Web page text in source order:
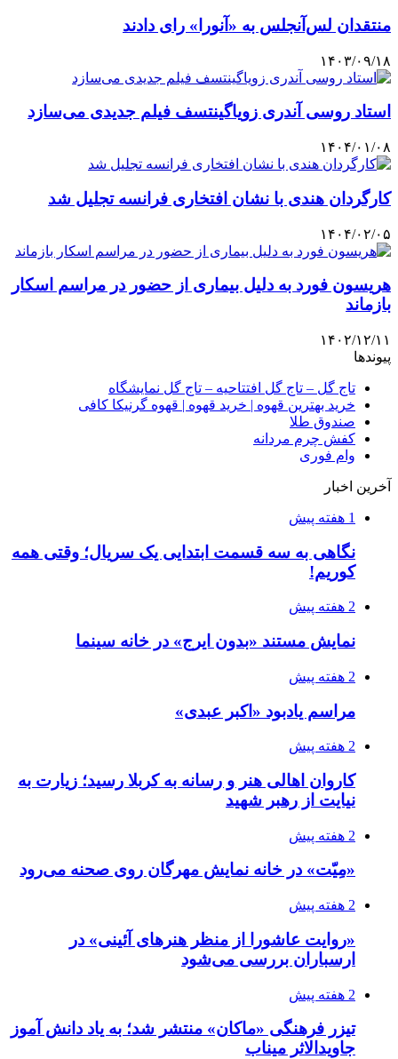
منتقدان لس‌آنجلس به «آنورا» رای دادند
۱۴۰۳/۰۹/۱۸
استاد روسی آندری زویاگینتسف فیلم جدیدی می‌سازد
۱۴۰۴/۰۱/۰۸
کارگردان هندی با نشان افتخاری فرانسه تجلیل شد
۱۴۰۴/۰۲/۰۵
هریسون فورد به دلیل بیماری از حضور در مراسم اسکار
بازماند
۱۴۰۲/۱۲/۱۱
پیوندها
تاج گل – تاج گل افتتاحیه – تاج گل نمایشگاه
خرید بهترین قهوه | خرید قهوه | قهوه گرنیکا کافی
صندوق طلا
کفش چرم مردانه
وام فوری
آخرین اخبار
1 هفته پیش
نگاهی به سه قسمت ابتدایی یک سریال؛ وقتی همه
کوریم!
2 هفته پیش
نمایش مستند «بدون ایرج» در خانه سینما
2 هفته پیش
مراسم یادبود «اکبر عبدی»
2 هفته پیش
کاروان اهالی هنر و رسانه به کربلا رسید؛ زیارت به
نیایت از رهبر شهید
2 هفته پیش
«مِیّت» در خانه نمایش مهرگان روی صحنه می‌رود
2 هفته پیش
«روایت عاشورا از منظر هنرهای آئینی» در
ارسباران بررسی می‌شود
2 هفته پیش
تیزر فرهنگی «ماکان» منتشر شد؛ به یاد دانش آموز
جاویدالاثر میناب